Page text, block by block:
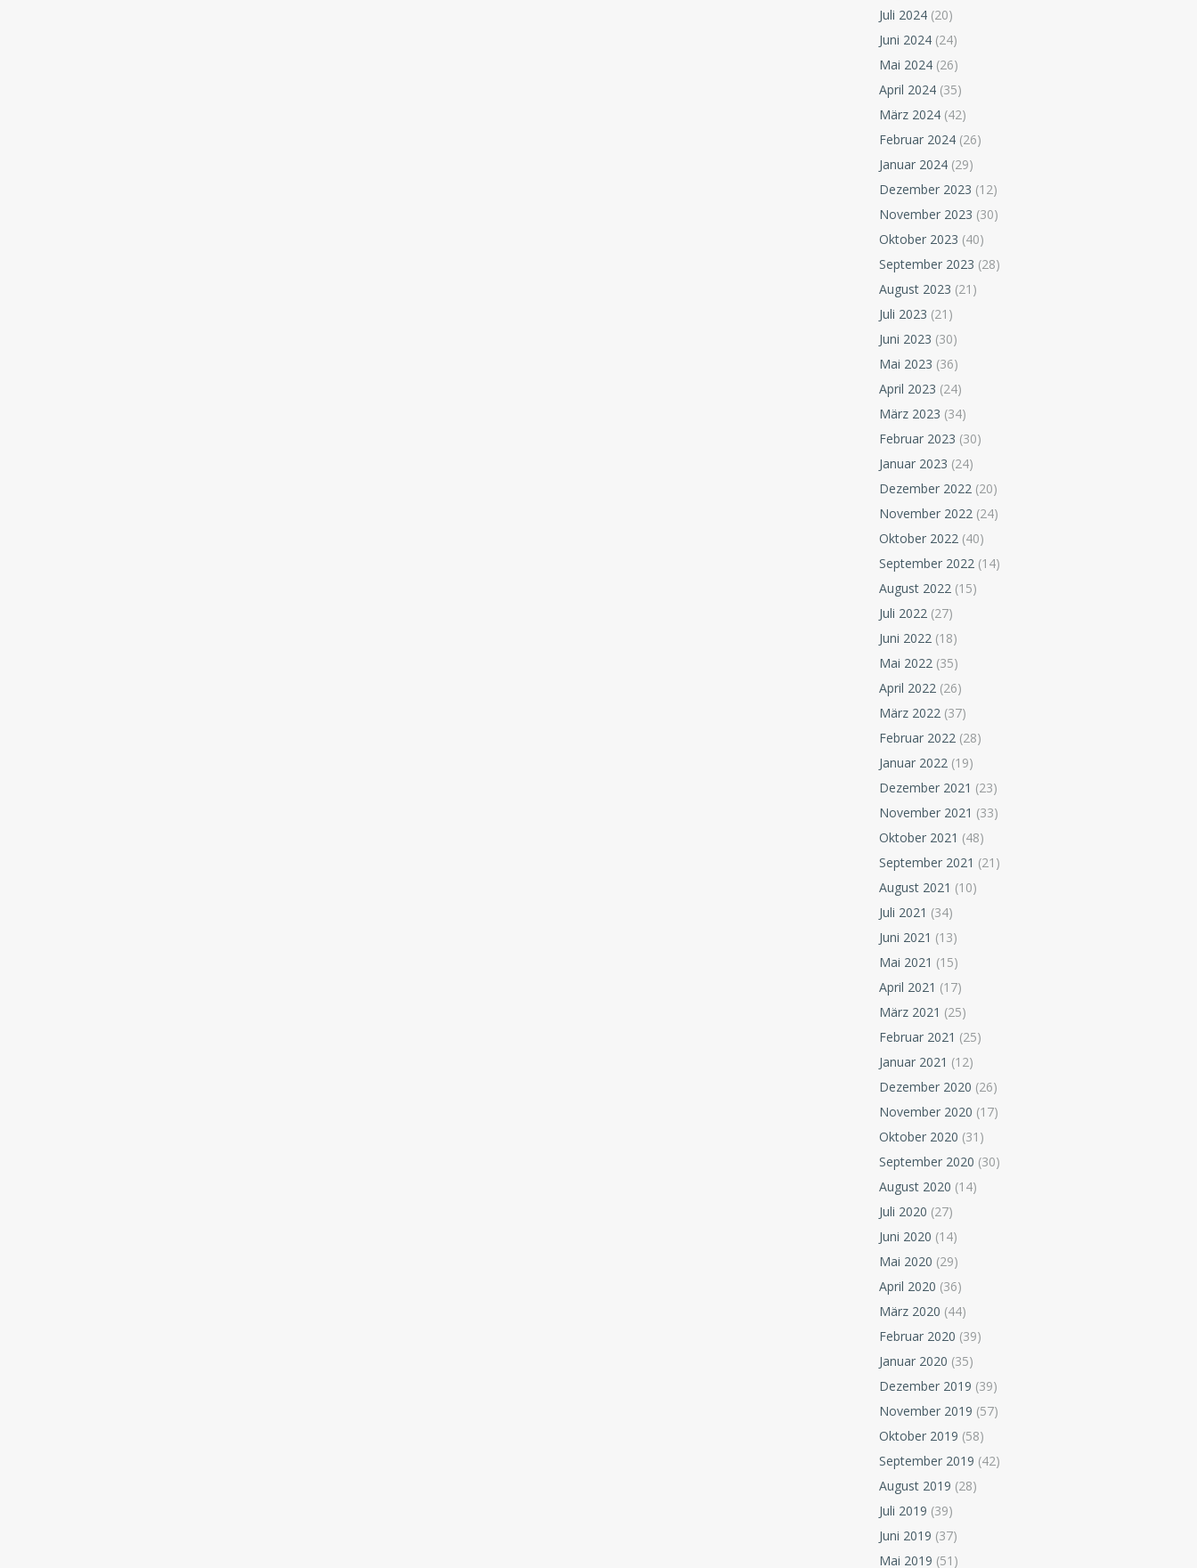
Juli 2024 (20)
Juni 2024 (24)
Mai 2024 (26)
April 2024 (35)
März 2024 (42)
Februar 2024 (26)
Januar 2024 (29)
Dezember 2023 (12)
November 2023 (30)
Oktober 2023 (40)
September 2023 (28)
August 2023 (21)
Juli 2023 (21)
Juni 2023 (30)
Mai 2023 (36)
April 2023 (24)
März 2023 (34)
Februar 2023 (30)
Januar 2023 (24)
Dezember 2022 (20)
November 2022 (24)
Oktober 2022 (40)
September 2022 (14)
August 2022 (15)
Juli 2022 (27)
Juni 2022 (18)
Mai 2022 (35)
April 2022 (26)
März 2022 (37)
Februar 2022 (28)
Januar 2022 (19)
Dezember 2021 (23)
November 2021 (33)
Oktober 2021 (48)
September 2021 (21)
August 2021 (10)
Juli 2021 (34)
Juni 2021 (13)
Mai 2021 (15)
April 2021 (17)
März 2021 (25)
Februar 2021 (25)
Januar 2021 (12)
Dezember 2020 (26)
November 2020 (17)
Oktober 2020 (31)
September 2020 (30)
August 2020 (14)
Juli 2020 (27)
Juni 2020 (14)
Mai 2020 (29)
April 2020 (36)
März 2020 (44)
Februar 2020 (39)
Januar 2020 (35)
Dezember 2019 (39)
November 2019 (57)
Oktober 2019 (58)
September 2019 (42)
August 2019 (28)
Juli 2019 (39)
Juni 2019 (37)
Mai 2019 (51)